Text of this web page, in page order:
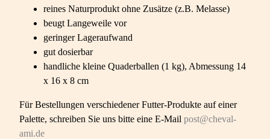
reines Naturprodukt ohne Zusätze (z.B. Melasse)
beugt Langeweile vor
geringer Lageraufwand
gut dosierbar
handliche kleine Quaderballen (1 kg), Abmessung 14
x 16 x 8 cm
Für Bestellungen verschiedener Futter-Produkte auf einer
Palette, schreiben Sie uns bitte eine E-Mail post@cheval-
ami.de